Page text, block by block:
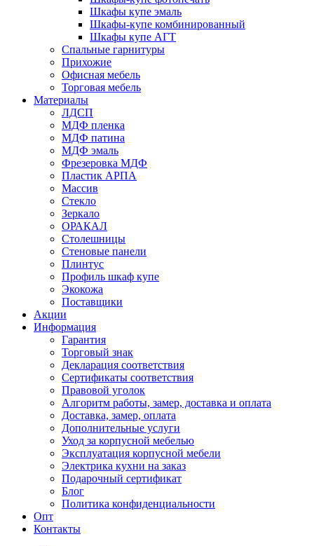
Шкафы купе эмаль
Шкафы-купе комбинированный
Шкафы купе АГТ
Спальные гарнитуры
Прихожие
Офисная мебель
Торговая мебель
Материалы
ЛДСП
МДФ пленка
МДФ патина
МДФ эмаль
Фрезеровка МДФ
Пластик АРПА
Массив
Стекло
Зеркало
ОРАКАЛ
Столешницы
Стеновые панели
Плинтус
Профиль шкаф купе
Экокожа
Поставщики
Акции
Информация
Гарантия
Торговый знак
Декларация соответствия
Сертификаты соответствия
Правовой уголок
Алгоритм работы, замер, доставка и оплата
Доставка, замер, оплата
Дополнительные услуги
Уход за корпусной мебелью
Эксплуатация корпусной мебели
Электрика кухни на заказ
Подарочный сертификат
Блог
Политика конфиденциальности
Опт
Контакты